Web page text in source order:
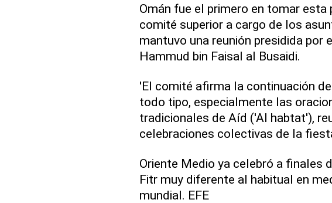
Omán fue el primero en tomar esta
comité superior a cargo de los
mantuvo una reunión presidida por
Hammud bin Faisal al Busaidi.
'El comité afirma la continuación
todo tipo, especialmente las
tradicionales de Aíd ('Al habtat'),
celebraciones colectivas de la
Oriente Medio ya celebró a finales
Fitr muy diferente al habitual en
mundial. EFE